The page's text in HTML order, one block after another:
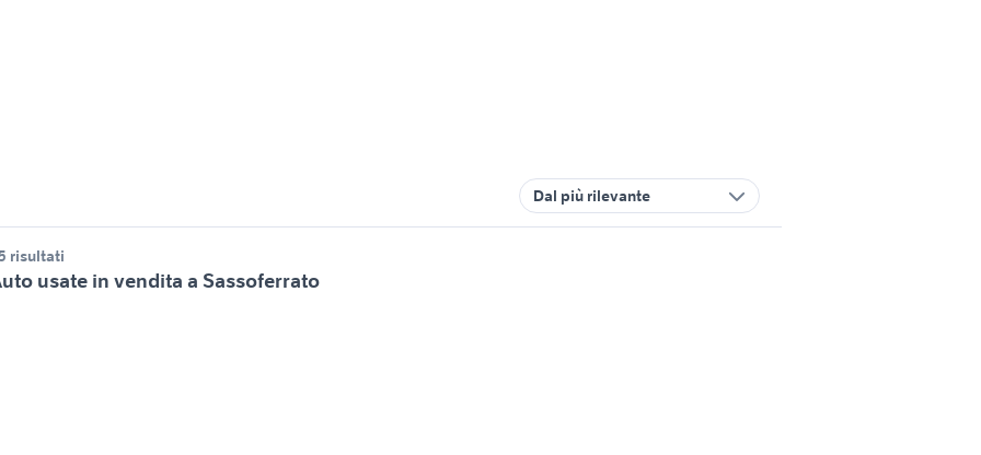
Dal più rilevante
risultati
usate in vendita a Sassoferrato